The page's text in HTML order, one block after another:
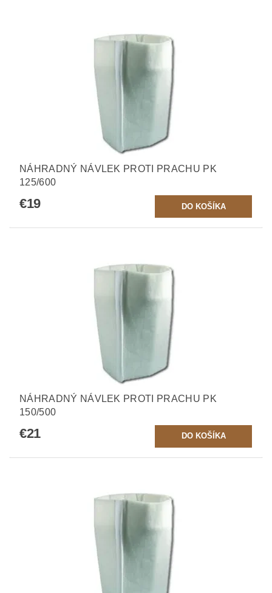
NÁHRADNÝ NÁVLEK PROTI PRACHU PK
125/600
€19
NÁHRADNÝ NÁVLEK PROTI PRACHU PK
150/500
€21